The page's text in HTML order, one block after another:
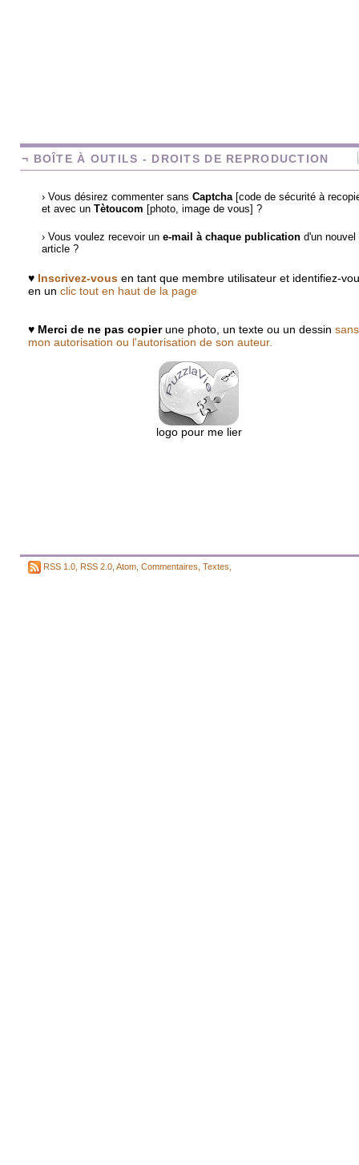
¬ BOÎTE À OUTILS - DROITS DE REPRODUCTION
› Vous désirez commenter sans Captcha[code de sécurité à
et avec un Tètoucom [photo, image de vous] ?
› Vous voulez recevoir un e-mail à chaque publication d'un nouvel
article ?
♥ Inscrivez-vous en tant que membre utilisateur et identifiez-
en un clic tout en haut de la page
♥ Merci de ne pas copierune photo, un texte ou un dessin sans
mon autorisation ou l'autorisation de son auteur.
logo pour me lier
RSS 1.0 RSS 2.0 Atom Commentaires Textes